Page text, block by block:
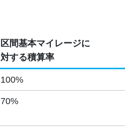
区間基本マイレージに
対する積算率
100%
70%